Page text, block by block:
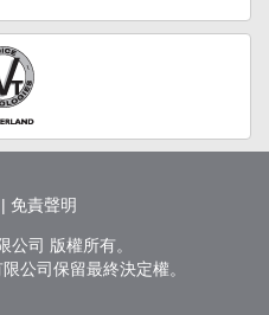
| 免責聲明
司 版權所有。
公司保留最終決定權。